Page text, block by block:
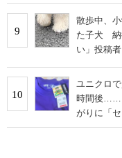
9
散歩中、
た子犬 納
い」投稿
10
ユニクロ
時間後……
がりに「セ